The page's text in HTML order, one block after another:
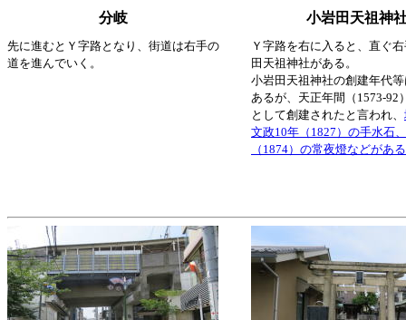
分岐 小岩田天祖神
先に進むとＹ字路となり、街道は右手の
道を進んでいく。
Ｙ字路を右に入ると、直ぐ
田天祖神社がある。
小岩田天祖神社の創建年代
あるが、天正年間（1573-92
として創建されたと言われ、
文政10年（1827）の手水石
（1874）の常夜燈などがあ